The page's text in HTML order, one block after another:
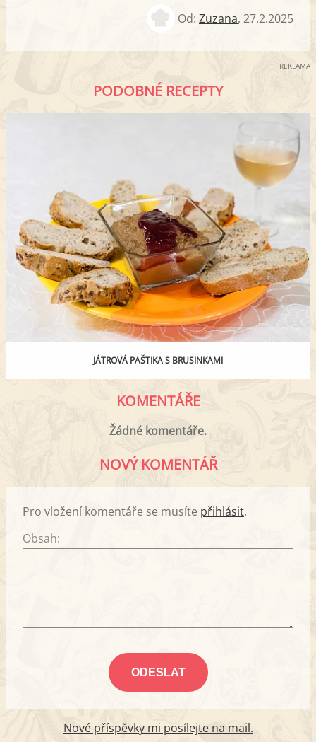
Od: Zuzana, 27.2.2025
REKLAMA
PODOBNÉ RECEPTY
JÁTROVÁ PAŠTIKA S BRUSINKAMI
KOMENTÁŘE
Žádné komentáře.
NOVÝ KOMENTÁŘ
Pro vložení komentáře se musíte přihlásit.
Obsah:
Nové příspěvky mi posílejte na mail.